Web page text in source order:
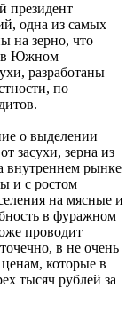
президент
одна из самых
на зерно, что
в Южном
разработаны
по
о выделении
засухи, зерна из
внутреннем рынке
и с ростом
на мясные и
в фуражном
проводит
в не очень
которые в
тысяч рублей за